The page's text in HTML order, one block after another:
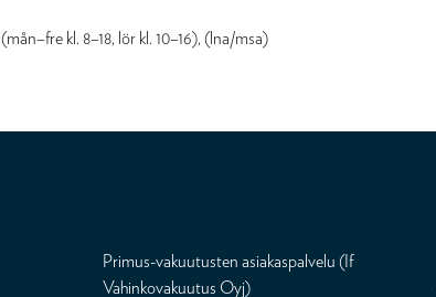
(mån–fre kl. 8–18, lör kl. 10–16), (lna/msa)
Primus-vakuutusten asiakaspalvelu (If
Vahinkovakuutus Oyj)